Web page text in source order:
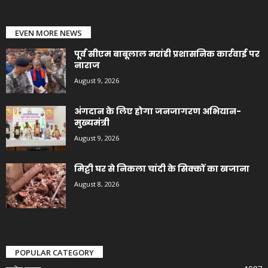
EVEN MORE NEWS
पूर्व सीएम बाबूलाल मरांडी प्रशासनिक कार्रवाई पर
नाराज
August 9, 2026
अंगदान के लिए होगा जनजागरण अभियान-
मुख्यमंत्री
August 9, 2026
मिट्टी घर से निकला चांदी के सिक्कों का खजाना
August 8, 2026
POPULAR CATEGORY